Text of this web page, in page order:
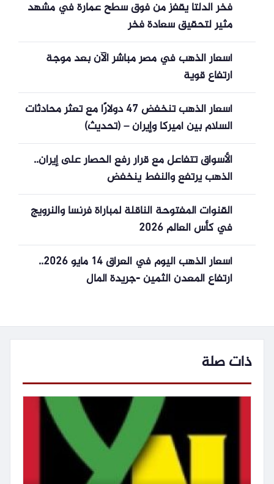
فخر الدلتا يقفز من فوق سطح عمارة في مشهد
مثير لتحقيق سعادة فخر
أسعار الذهب في مصر مباشر الآن بعد موجة
ارتفاع قوية
أسعار الذهب تنخفض 47 دولارًا مع تعثر محادثات
السلام بين أميركا وإيران – (تحديث)
الأسواق تتفاعل مع قرار رفع الحصار على إيران..
الذهب يرتفع والنفط ينخفض
القنوات المفتوحة الناقلة لمباراة فرنسا والنرويج
في كأس العالم 2026
أسعار الذهب اليوم في العراق 14 مايو 2026..
ارتفاع المعدن الثمين -جريدة المال
ذات صلة